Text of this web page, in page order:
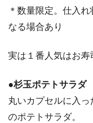
＊数量限定。仕入
なる場合あり
実は１番人気はお寿
●杉玉ポテトサラダ
丸いカプセルに入
のポテトサラダ。